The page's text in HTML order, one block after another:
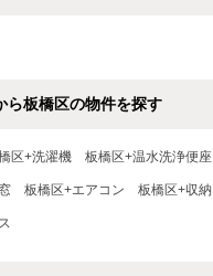
ら板橋区の物件を探す
区+洗濯機 板橋区+温水洗浄便座
板橋区+エアコン 板橋区+収納